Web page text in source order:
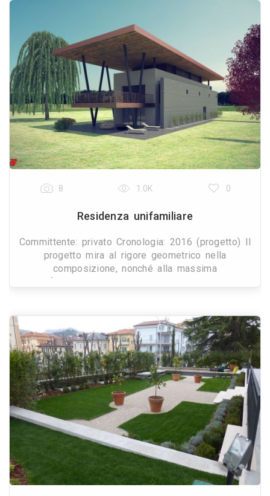
8 1.0K 0
Residenza unifamiliare
Committente: privato Cronologia: 2016 (progetto) Il
progetto mira al rigore geometrico nella
composizione, nonché alla massima
semplificazione del sistema strutturale, in maniera